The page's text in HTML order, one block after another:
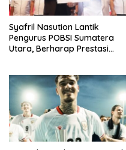
Syafril Nasution Lantik
Pengurus POBSI Sumatera
Utara, Berharap Prestasi